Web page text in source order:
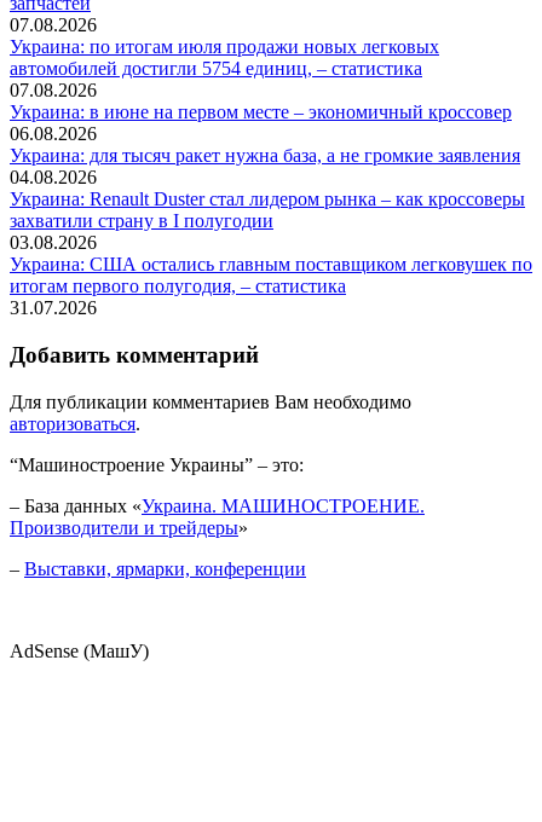
07.08.2026
Украина: по итогам июля продажи новых легковых
автомобилей достигли 5754 единиц, – статистика
07.08.2026
Украина: в июне на первом месте – экономичный кроссовер
06.08.2026
Украина: для тысяч ракет нужна база, а не громкие заявления
04.08.2026
Украина: Renault Duster стал лидером рынка – как кроссоверы
захватили страну в I полугодии
03.08.2026
Украина: США остались главным поставщиком легковушек по
итогам первого полугодия, – статистика
31.07.2026
Добавить комментарий
Для публикации комментариев Вам необходимо
авторизоваться.
“Машиностроение Украины” – это:
– База данных «Украина. МАШИНОСТРОЕНИЕ.
Производители и трейдеры»
– Выставки, ярмарки, конференции
AdSense (МашУ)